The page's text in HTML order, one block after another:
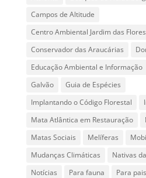
Campos de Altitude
Centro Ambiental Jardim das
Conservador das Araucárias
Educação Ambiental e Informação
Galvão
Guia de Espécies
Implantando o Código Florestal
Mata Atlântica em Restauração
Matas Sociais
Melíferas
Mudanças Climáticas
Nativas
Notícias
Para fauna
Para